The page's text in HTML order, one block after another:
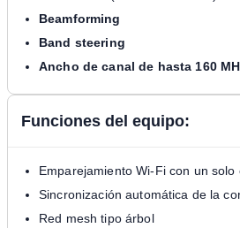
Beamforming
Band steering
Ancho de canal de hasta 160
Funciones del equipo:
Emparejamiento Wi-Fi con un solo
Sincronización automática de la
Red mesh tipo árbol